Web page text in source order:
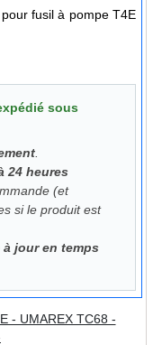
fusil à pompe T4E
sous
24 heures
(et
si le produit est
à jour en temps
- UMAREX TC68 -